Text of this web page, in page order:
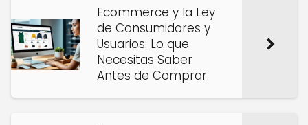
Ecommerce y la Ley
de Consumidores y
Usuarios: Lo que
Necesitas Saber
Antes de Comprar